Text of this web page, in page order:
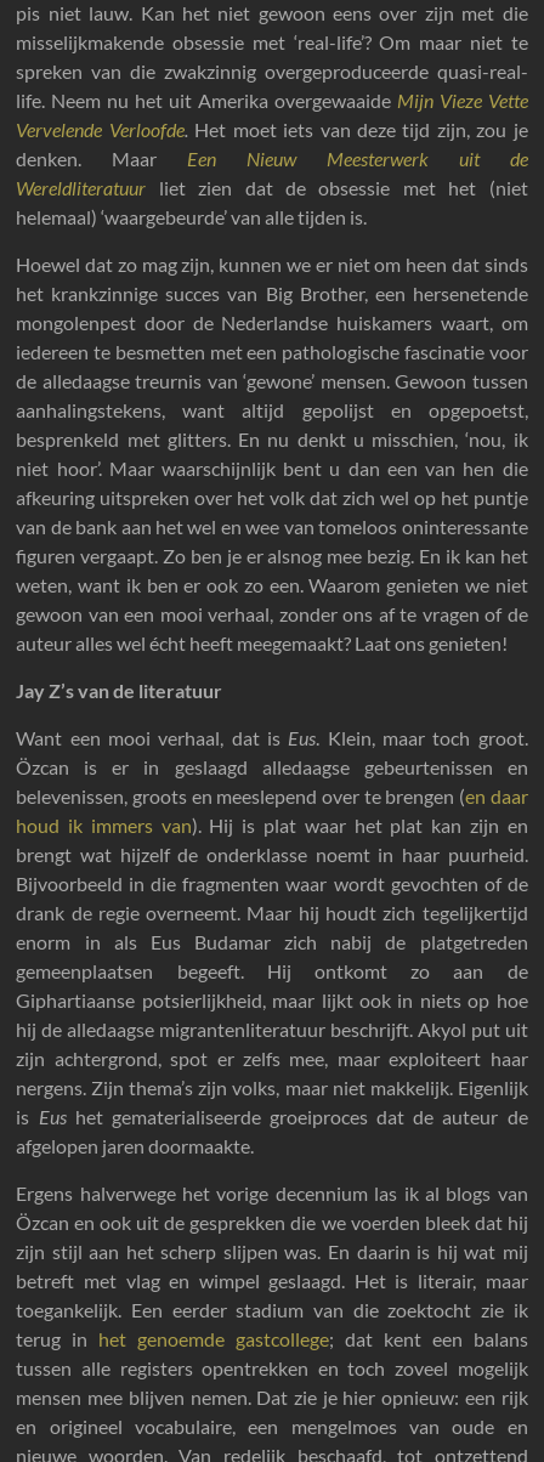
pis niet lauw. Kan het niet gewoon eens over zijn met die
misselijkmakende obsessie met ‘real-life’? Om maar niet te
spreken van die zwakzinnig overgeproduceerde quasi-real-
life. Neem nu het uit Amerika overgewaaide Mijn Vieze Vette
Vervelende Verloofde. Het moet iets van deze tijd zijn, zou je
denken. Maar Een Nieuw Meesterwerk uit de
Wereldliteratuur liet zien dat de obsessie met het (niet
helemaal) ‘waargebeurde’ van alle tijden is.
Hoewel dat zo mag zijn, kunnen we er niet om heen dat sinds
het krankzinnige succes van Big Brother, een hersenetende
mongolenpest door de Nederlandse huiskamers waart, om
iedereen te besmetten met een pathologische fascinatie voor
de alledaagse treurnis van ‘gewone’ mensen. Gewoon tussen
aanhalingstekens, want altijd gepolijst en opgepoetst,
besprenkeld met glitters. En nu denkt u misschien, ‘nou, ik
niet hoor’. Maar waarschijnlijk bent u dan een van hen die
afkeuring uitspreken over het volk dat zich wel op het puntje
van de bank aan het wel en wee van tomeloos oninteressante
figuren vergaapt. Zo ben je er alsnog mee bezig. En ik kan het
weten, want ik ben er ook zo een. Waarom genieten we niet
gewoon van een mooi verhaal, zonder ons af te vragen of de
auteur alles wel écht heeft meegemaakt? Laat ons genieten!
Jay Z’s van de literatuur
Want een mooi verhaal, dat is Eus. Klein, maar toch groot.
Özcan is er in geslaagd alledaagse gebeurtenissen en
belevenissen, groots en meeslepend over te brengen (en daar
houd ik immers van). Hij is plat waar het plat kan zijn en
brengt wat hijzelf de onderklasse noemt in haar puurheid.
Bijvoorbeeld in die fragmenten waar wordt gevochten of de
drank de regie overneemt. Maar hij houdt zich tegelijkertijd
enorm in als Eus Budamar zich nabij de platgetreden
gemeenplaatsen begeeft. Hij ontkomt zo aan de
Giphartiaanse potsierlijkheid, maar lijkt ook in niets op hoe
hij de alledaagse migrantenliteratuur beschrijft. Akyol put uit
zijn achtergrond, spot er zelfs mee, maar exploiteert haar
nergens. Zijn thema’s zijn volks, maar niet makkelijk. Eigenlijk
is Eushet gematerialiseerde groeiproces dat de auteur de
afgelopen jaren doormaakte.
Ergens halverwege het vorige decennium las ik al blogs van
Özcan en ook uit de gesprekken die we voerden bleek dat hij
zijn stijl aan het scherp slijpen was. En daarin is hij wat mij
betreft met vlag en wimpel geslaagd. Het is literair, maar
toegankelijk. Een eerder stadium van die zoektocht zie ik
terug in het genoemde gastcollege; dat kent een balans
tussen alle registers opentrekken en toch zoveel mogelijk
mensen mee blijven nemen. Dat zie je hier opnieuw: een rijk
en origineel vocabulaire, een mengelmoes van oude en
nieuwe woorden. Van redelijk beschaafd, tot ontzettend